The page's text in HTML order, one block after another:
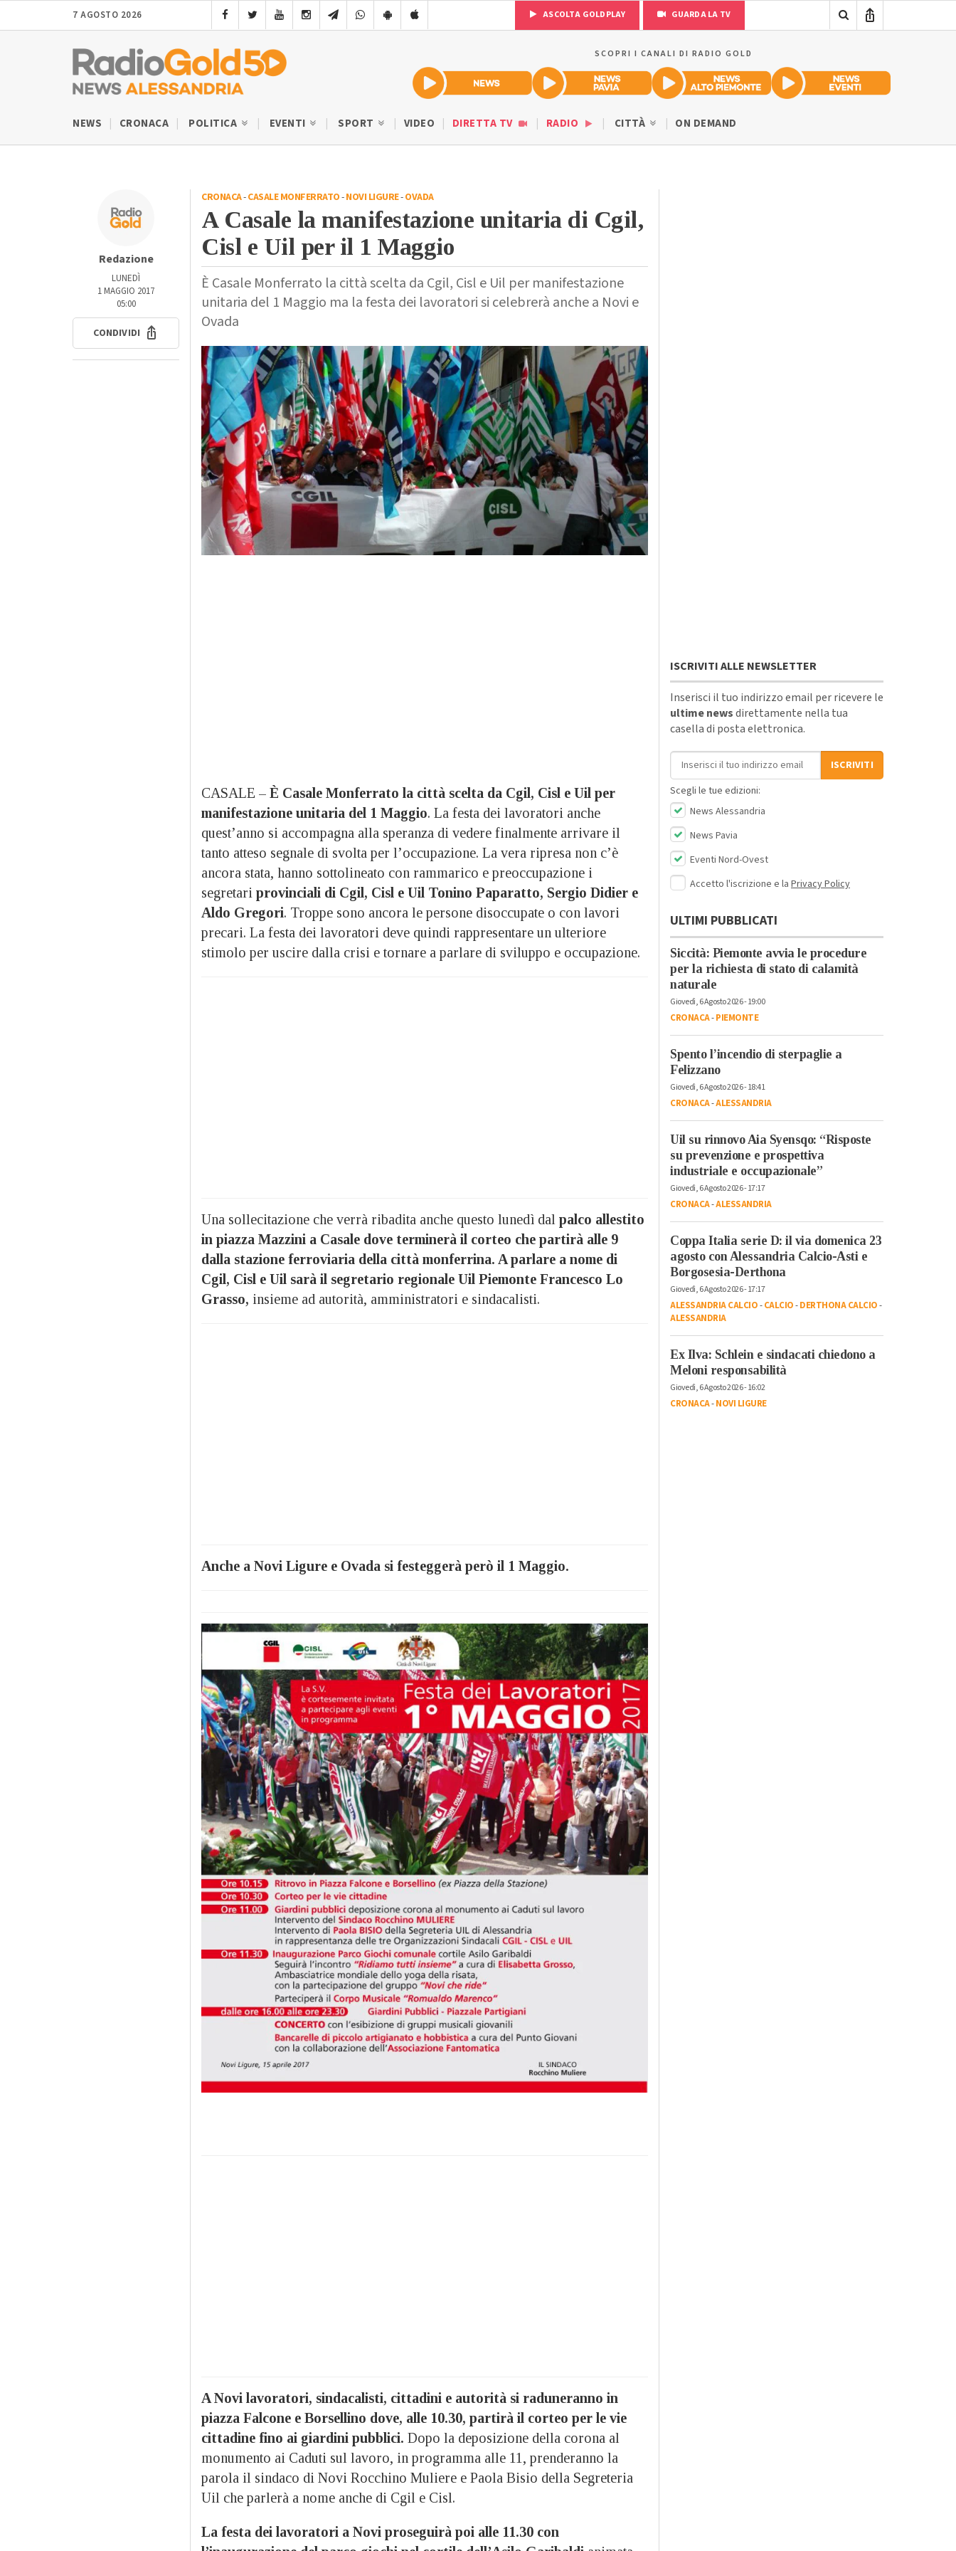
7 AGOSTO 2026 ASCOLTA GOLDPLAY GUARDA LA TV
SCOPRI I CANALI DI RADIO GOLD
NEWS CRONACA POLITICA EVENTI SPORT VIDEO DIRETTA TV RADIO CITTÀ ON DEMAND
Redazione
LUNEDÌ
1 MAGGIO 2017
05:00
CONDIVIDI
CRONACA-CASALE MONFERRATO-NOVI LIGURE-OVADA
A Casale la manifestazione unitaria di Cgil,
Cisl e Uil per il 1 Maggio
È Casale Monferrato la città scelta da Cgil, Cisl e Uil per manifestazione
unitaria del 1 Maggio ma la festa dei lavoratori si celebrerà anche a Novi e
Ovada
CASALE – È Casale Monferrato la città scelta da Cgil, Cisl e Uil per
manifestazione unitaria del 1 Maggio. La festa dei lavoratori anche
quest’anno si accompagna alla speranza di vedere finalmente arrivare il
tanto atteso segnale di svolta per l’occupazione. La vera ripresa non c’è
ancora stata, hanno sottolineato con rammarico e preoccupazione i
segretari provinciali di Cgil, Cisl e Uil Tonino Paparatto, Sergio Didier e
Aldo Gregori. Troppe sono ancora le persone disoccupate o con lavori
precari. La festa dei lavoratori deve quindi rappresentare un ulteriore
stimolo per uscire dalla crisi e tornare a parlare di sviluppo e occupazione.
Una sollecitazione che verrà ribadita anche questo lunedì dal palco allestito
in piazza Mazzini a Casale dove terminerà il corteo che partirà alle 9
dalla stazione ferroviaria della città monferrina. A parlare a nome di
Cgil, Cisl e Uil sarà il segretario regionale Uil Piemonte Francesco Lo
Grasso, insieme ad autorità, amministratori e sindacalisti.
Anche a Novi Ligure e Ovada si festeggerà però il 1 Maggio.
A Novi lavoratori, sindacalisti, cittadini e autorità si raduneranno in
piazza Falcone e Borsellino dove, alle 10.30, partirà il corteo per le vie
cittadine fino ai giardini pubblici. Dopo la deposizione della corona al
monumento ai Caduti sul lavoro, in programma alle 11, prenderanno la
parola il sindaco di Novi Rocchino Muliere e Paola Bisio della Segreteria
Uil che parlerà a nome anche di Cgil e Cisl.
La festa dei lavoratori a Novi proseguirà poi alle 11.30 con
ISCRIVITI ALLE NEWSLETTER
Inserisci il tuo indirizzo email per ricevere le
ultime newsdirettamente nella tua
casella di posta elettronica.
Indirizzo email
ISCRIVITI
Scegli le tue edizioni:
News Alessandria
News Pavia
Eventi Nord-Ovest
Accetto l'iscrizione e la Privacy Policy
ULTIMI PUBBLICATI
Siccità: Piemonte avvia le procedure
per la richiesta di stato di calamità
naturale
Giovedì, 6 Agosto 2026 - 19:00
CRONACA-PIEMONTE
Spento l’incendio di sterpaglie a
Felizzano
Giovedì, 6 Agosto 2026 - 18:41
CRONACA-ALESSANDRIA
Uil su rinnovo Aia Syensqo: “Risposte
su prevenzione e prospettiva
industriale e occupazionale”
Giovedì, 6 Agosto 2026 - 17:17
CRONACA-ALESSANDRIA
Coppa Italia serie D: il via domenica 23
agosto con Alessandria Calcio-Asti e
Borgosesia-Derthona
Giovedì, 6 Agosto 2026 - 17:17
ALESSANDRIA CALCIO-CALCIO-DERTHONA CALCIO-
ALESSANDRIA
Ex Ilva: Schlein e sindacati chiedono a
Meloni responsabilità
Giovedì, 6 Agosto 2026 - 16:02
CRONACA-NOVI LIGURE